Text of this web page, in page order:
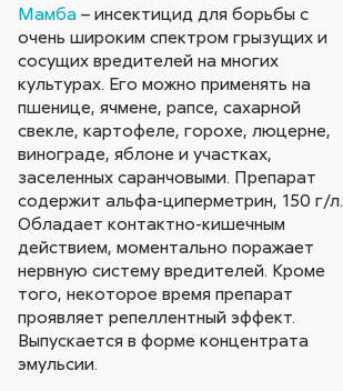
Мамба – инсектицид для борьбы с
очень широким спектром грызущих и
сосущих вредителей на многих
культурах. Его можно применять на
пшенице, ячмене, рапсе, сахарной
свекле, картофеле, горохе, люцерне,
винограде, яблоне и участках,
заселенных саранчовыми. Препарат
содержит альфа-циперметрин, 150 г/л.
Обладает контактно-кишечным
действием, моментально поражает
нервную систему вредителей. Кроме
того, некоторое время препарат
проявляет репеллентный эффект.
Выпускается в форме концентрата
эмульсии.